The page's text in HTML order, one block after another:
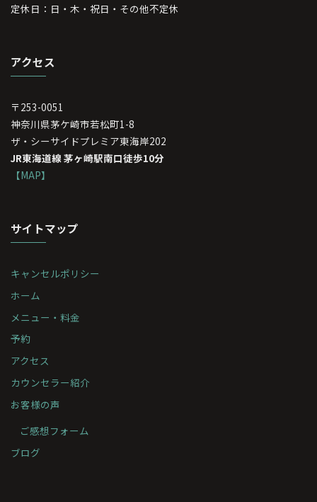
定休日：日・木・祝日・その他不定休
アクセス
〒253-0051
神奈川県茅ケ崎市若松町1-8
ザ・シーサイドプレミア東海岸202
JR東海道線 茅ヶ崎駅南口徒歩10分
【MAP】
サイトマップ
キャンセルポリシー
ホーム
メニュー・料金
予約
アクセス
カウンセラー紹介
お客様の声
ご感想フォーム
ブログ